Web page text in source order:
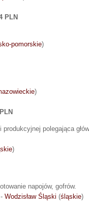
PLN
pomorskie)
)
polegająca
)
napojów, gofrów.
Wodzisław Śląski (śląskie)